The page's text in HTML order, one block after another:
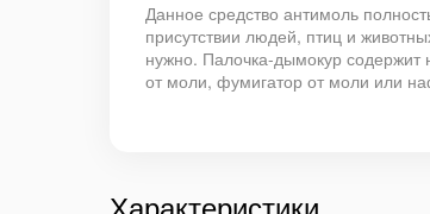
Данное средство антимоль
присутствии людей, птиц и
нужно. Палочка-дымокур содержит
от моли, фумигатор от моли или